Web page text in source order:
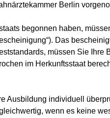
Berlin
begonnen haben,
Das
müssen Sie Ihre
im Herkunftsstaat
Ausbildung individuell
wenn es keine